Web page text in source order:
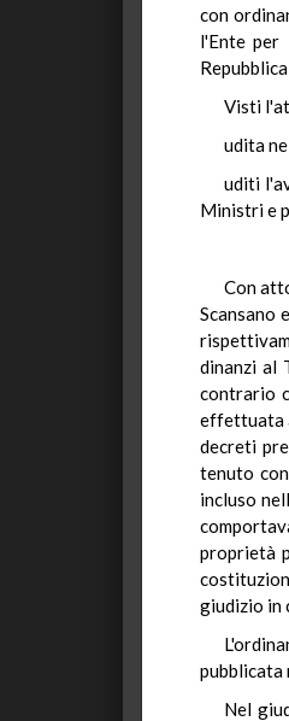
con
l'Ente per
Visti
udita
uditi
Ministri e
Con
Scansano
dinanzi al
contrario
effettuata
decreti
tenuto
incluso
proprietà
giudizio in
pubblicata
Nel